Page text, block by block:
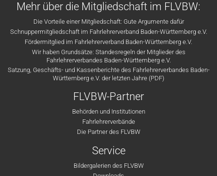
Mehr über die Mitgliedschaft im FLVBW:
Die Vorteile einer Mitgliedschaft: Gute Argumente dafür
Schnuppermitgliedschaft im Fahrlehrerverband Baden-Württemberg e.V.
Fördermitglied im Fahrlehrerverband Baden-Württemberg e.V.
Wir haben Grundsätze: Standesregeln der Mitglieder des
Fahrlehrerverbandes Baden-Württemberg e.V.
Satzung, Geschäfts- und Kassenberichte des Fahrlehrerverbandes Baden-
Württemberg e.V. der letzten Jahre (PDF)
FLVBW-Partner
Behörden und Institutionen
Fahrlehrerverbände
Die Partner des FLVBW
Service
Bildergalerien des FLVBW